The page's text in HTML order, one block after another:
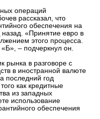
операций
рассказал, что
обеспечения на
«Принятие евро в
этого процесса.
– подчеркнул он.
рынка в разговоре с
в иностранной валюте
последний год
как кредитные
из западных
использование
обеспечения